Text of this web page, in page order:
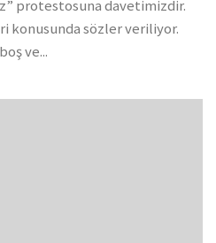
protestosuna davetimizdir.
konusunda sözler veriliyor.
ve...